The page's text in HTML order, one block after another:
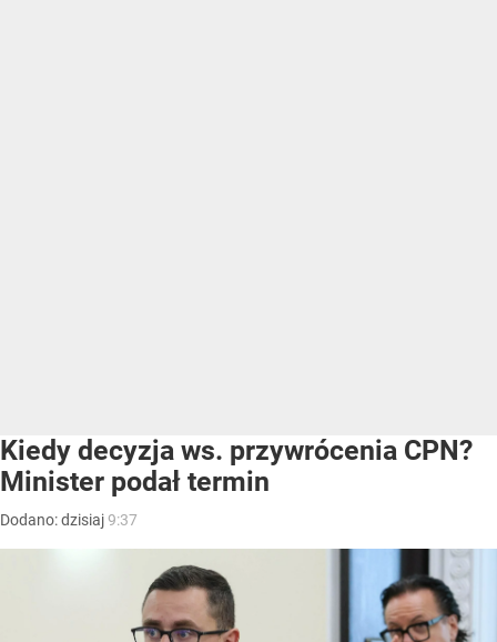
Kiedy decyzja ws. przywrócenia CPN?
Minister podał termin
Dodano:dzisiaj9:37